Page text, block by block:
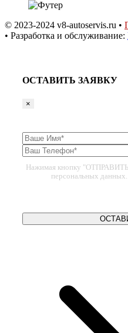
© 2023-2024 v8-autoservis.ru •
• Разработка и обслуживание:
ОСТАВИТЬ ЗАЯВКУ
×
Нажимая кнопку
персональных данных.